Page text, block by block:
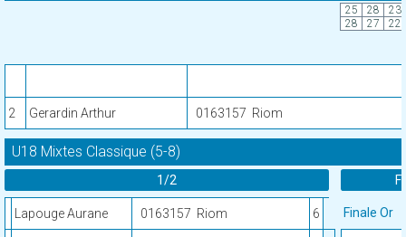
25 28
23
28
27 22
2 Gerardin Arthur 0163157 Riom
U18 Mixtes Classique (5-8)
1/2
Lapouge Aurane 0163157 Riom 6 Finale Or